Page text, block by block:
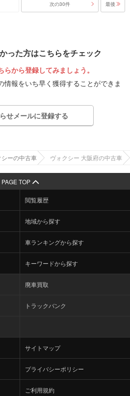
次の30件 最後
った方はこちらをチェック
から登録してみましょう。
情報をいち早く獲得することができま
せメールに登録する
シーの中古車 ヴォクシー 大阪府の中古車
PAGE TOP
閲覧履歴
地域から探す
車ランキングから探す
キーワードから探す
廃車買取
トラックバンク
サイトマップ
プライバシーポリシー
ご利用規約